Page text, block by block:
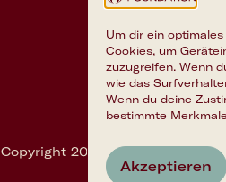
Um dir ein
Cookies, um
zuzugreifen. Wenn
wie das
Wenn du deine
bestimmte
Akzeptieren
Copyright 2026 © IPAI